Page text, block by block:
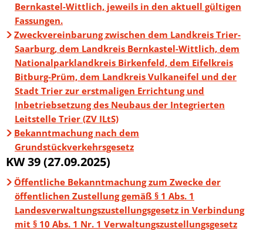
Bernkastel-Wittlich, jeweils in den aktuell gültigen
Fassungen.
Zweckvereinbarung zwischen dem Landkreis Trier-
Saarburg, dem Landkreis Bernkastel-Wittlich, dem
Nationalparklandkreis Birkenfeld, dem Eifelkreis
Bitburg-Prüm, dem Landkreis Vulkaneifel und der
Stadt Trier zur erstmaligen Errichtung und
Inbetriebsetzung des Neubaus der Integrierten
Leitstelle Trier (ZV ILtS)
Bekanntmachung nach dem
Grundstückverkehrsgesetz
KW 39 (27.09.2025)
Öffentliche Bekanntmachung zum Zwecke der
öffentlichen Zustellung gemäß § 1 Abs. 1
Landesverwaltungszustellungsgesetz in Verbindung
mit § 10 Abs. 1 Nr. 1 Verwaltungszustellungsgesetz